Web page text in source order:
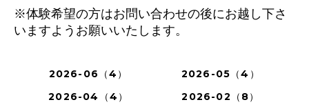
※体験希望の方はお問い合わせの後にお越し下さ
いますようお願いいたします。
2026-06（4）
2026-05（4）
2026-04（4）
2026-02（8）